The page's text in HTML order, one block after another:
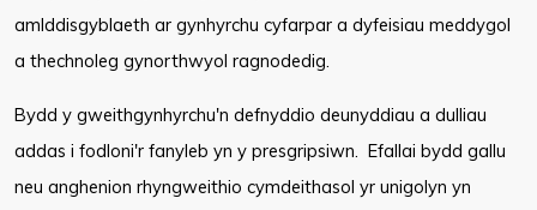
amlddisgyblaeth ar gynhyrchu cyfarpar a dyfeisiau meddygol
a thechnoleg gynorthwyol ragnodedig.
Bydd y gweithgynhyrchu'n defnyddio deunyddiau a dulliau
addas i fodloni'r fanyleb yn y presgripsiwn. Efallai bydd gallu
neu anghenion rhyngweithio cymdeithasol yr unigolyn yn